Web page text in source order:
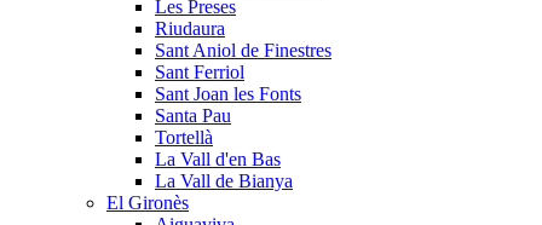
Les Preses
Riudaura
Sant Aniol de Finestres
Sant Ferriol
Sant Joan les Fonts
Santa Pau
Tortellà
La Vall d'en Bas
La Vall de Bianya
El Gironès